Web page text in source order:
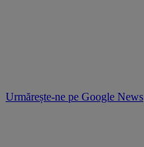
Urmărește-ne pe Google News